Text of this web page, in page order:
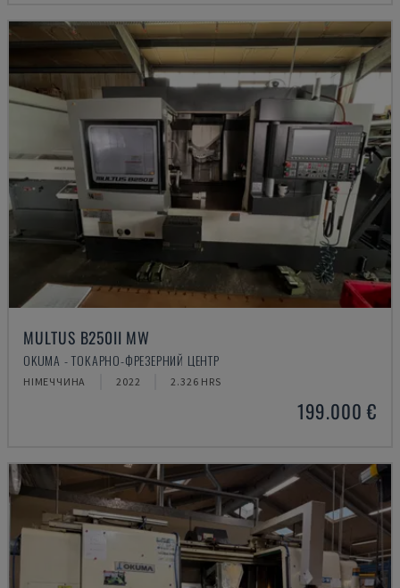
MULTUS B250II MW
OKUMA - ТОКАРНО-ФРЕЗЕРНИЙ ЦЕНТР
НІМЕЧЧИНА 2022 2.326 HRS
199.000 €